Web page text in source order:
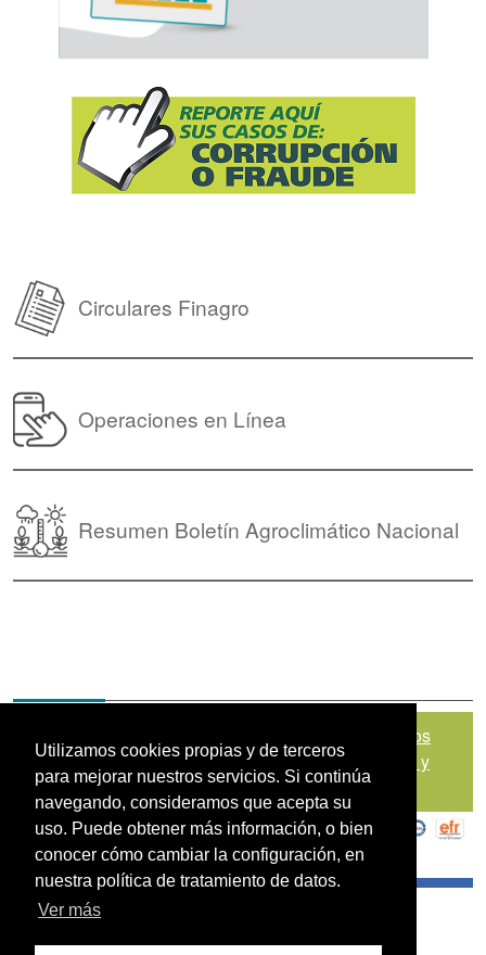
Utilizamos cookies propias y de terceros
para mejorar nuestros servicios. Si continúa
navegando, consideramos que acepta su
uso. Puede obtener más información, o bien
conocer cómo cambiar la configuración, en
nuestra política de tratamiento de datos.
Ver más
Circulares Finagro
Operaciones en Línea
Resumen Boletín Agroclimático Nacional
Política de Tratamiento de Datos
Personales|Políticas de Seguridad, Términos y
Condiciones de Uso